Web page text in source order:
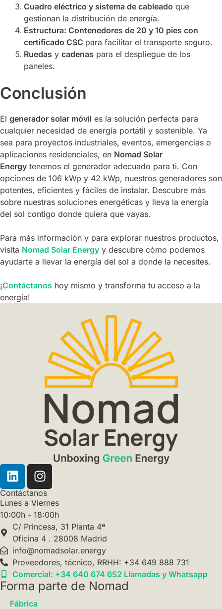
Cuadro eléctrico y sistema de cableado que
gestionan la distribución de energía.
Estructura: Contenedores de 20 y 10 pies con
certificado CSC para facilitar el transporte seguro.
Ruedas y cadenas para el despliegue de los
paneles.
Conclusión
El generador solar móvil es la solución perfecta para
cualquier necesidad de energía portátil y sostenible. Ya
sea para proyectos industriales, eventos, emergencias o
aplicaciones residenciales, en Nomad Solar
Energy tenemos el generador adecuado para ti. Con
opciones de 106 kWp y 42 kWp, nuestros generadores son
potentes, eficientes y fáciles de instalar. Descubre más
sobre nuestras soluciones energéticas y lleva la energía
del sol contigo donde quiera que vayas.
Para más información y para explorar nuestros productos,
visita Nomad Solar Energy y descubre cómo podemos
ayudarte a llevar la energía del sol a donde la necesites.
¡Contáctanos hoy mismo y transforma tu acceso a la
energía!
Contáctanos
Lunes a Viernes
10:00h - 18:00h
C/ Princesa, 31 Planta 4ª
Oficina 4 . 28008 Madrid
info@nomadsolar.energy
Proveedores, técnico, RRHH: +34 649 888 731
Comercial: +34 640 674 652 Llamadas y Whatsapp
Forma parte de Nomad
Fábrica